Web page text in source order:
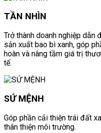
TẦN NHÌN
Trở thành doanh nghiệp dẫn
sản xuất bao bì xanh, góp
hoàn và nâng tầm giá trị
tế.
SỨ MỆNH
Góp phần cải thiện trái đất
thân thiện môi trường.